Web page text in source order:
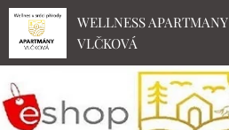
WELLNESS APARTMANY
VLČKOVÁ